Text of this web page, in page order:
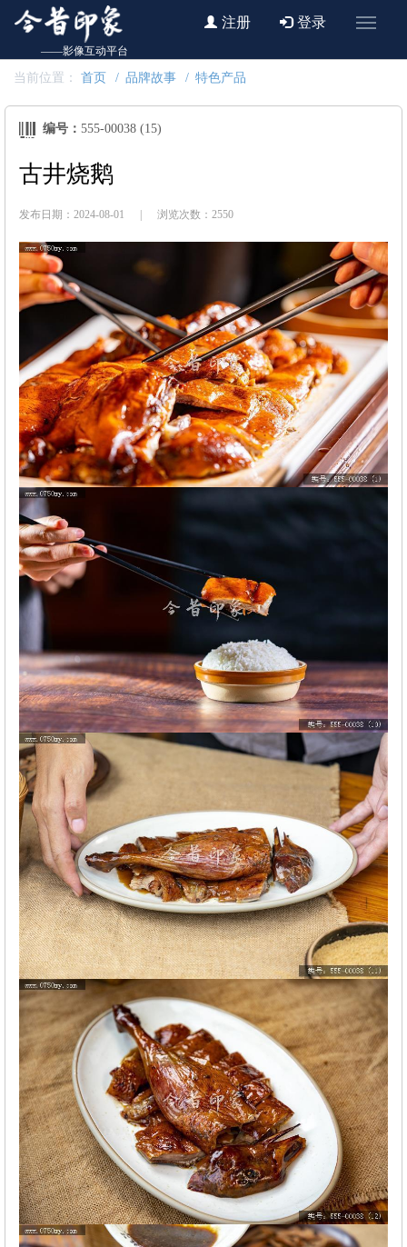
——影像互动平台
注册 登录
当前位置： 首页 品牌故事 特色产品
编号： 555-00038 (15)
古井烧鹅
发布日期：2024-08-01 | 浏览次数：2550